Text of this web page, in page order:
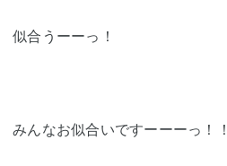
似合うーーっ！
みんなお似合いですーーーっ！！